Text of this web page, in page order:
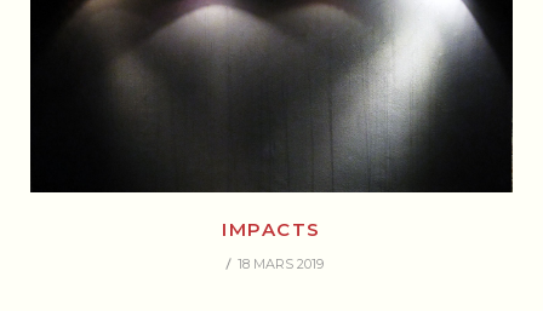
IMPACTS
18 MARS 2019